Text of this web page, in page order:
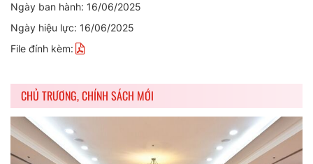
Ngày ban hành: 16/06/2025
Ngày hiệu lực: 16/06/2025
File đính kèm:
CHỦ TRƯƠNG, CHÍNH SÁCH MỚI